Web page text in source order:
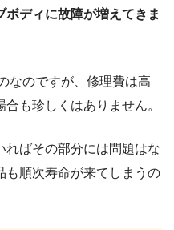
ディに故障が増えてきま
なのですが、修理費は高
も珍しくはありません。
ればその部分には問題はな
も順次寿命が来てしまうの